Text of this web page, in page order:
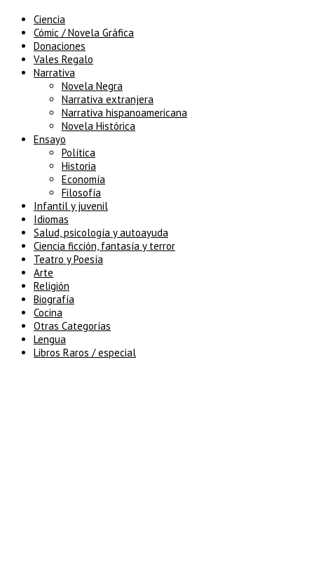
Ciencia
Cómic / Novela Gráfica
Donaciones
Vales Regalo
Narrativa
Novela Negra
Narrativa extranjera
Narrativa hispanoamericana
Novela Histórica
Ensayo
Política
Historia
Economía
Filosofía
Infantil y juvenil
Idiomas
Salud, psicología y autoayuda
Ciencia ficción, fantasía y terror
Teatro y Poesía
Arte
Religión
Biografía
Cocina
Otras Categorías
Lengua
Libros Raros / especial